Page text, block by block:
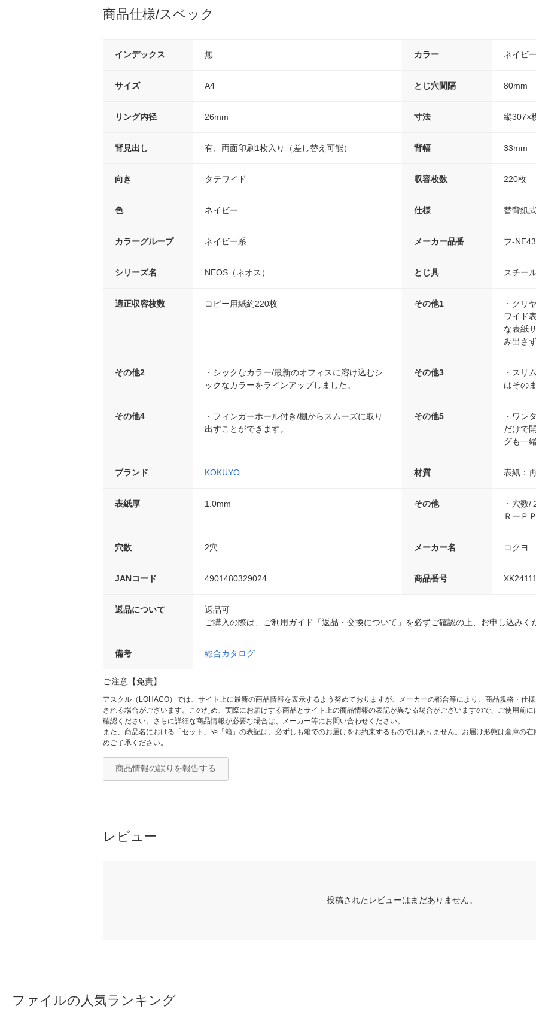
商品仕様/スペック
インデックス 無 カラー ネイビー
サイズ A4 とじ穴間隔 80mm
リング内径 26mm 寸法 縦307×
背見出し 有、両面印刷1枚入り（差し替え可能） 背幅 33mm
向き タテワイド 収容枚数 220枚
色 ネイビー 仕様 替背紙
カラーグループ ネイビー系 メーカー品番 フ-
シリーズ名 NEOS（ネオス） とじ具 スチー
適正収容枚数 コピー用紙約220枚 その他1
・クリ
ワイド
な表紙
み出さ
その他2
・シックなカラー/最新のオフィスに溶け込むシ
ックなカラーをラインアップしました。
その他3
・スリ
はその
その他4
・フィンガーホール付き/棚からスムーズに取り
出すことができます。
その他5
・ワン
だけで
グも一
ブランド KOKUYO 材質 表紙：
表紙厚 1.0mm その他
・穴数
ＲーＰ
穴数 2穴 メーカー名 コクヨ
JANコード 4901480329024 商品番号 XK24111
返品について
返品可
ご購入の際は、ご利用ガイド「返品・交換について」を必ずご確認の上、お申し込みく
備考 総合カタログ
ご注意【免責】
アスクル（LOHACO）では、サイト上に最新の商品情報を表示するよう努めておりますが、メーカーの都合等により、商品規格・仕
される場合がございます。このため、実際にお届けする商品とサイト上の商品情報の表記が異なる場合がございますので、ご使用前
確認ください。さらに詳細な商品情報が必要な場合は、メーカー等にお問い合わせください。
また、商品名における「セット」や「箱」の表記は、必ずしも箱でのお届けをお約束するものではありません。お届け形態は倉庫の
めご了承ください。
商品情報の誤りを報告する
レビュー
投稿されたレビューはまだありません。
ファイルの人気ランキング